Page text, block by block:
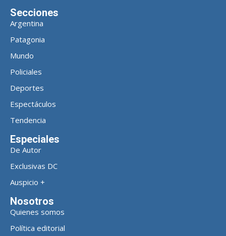
Secciones
Argentina
Patagonia
Mundo
Policiales
Deportes
Espectáculos
Tendencia
Especiales
De Autor
Exclusivas DC
Auspicio +
Nosotros
Quienes somos
Política editorial